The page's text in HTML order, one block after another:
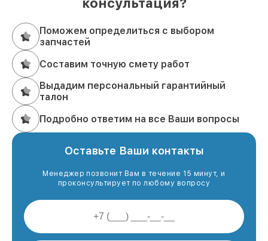
Поможем определиться с выбором
запчастей
Составим точную смету работ
Выдадим персональный гарантийный
талон
Подробно ответим на все Ваши вопросы
Оставьте Ваши контакты
Менеджер позвонит Вам в течение 15 минут, и
проконсультирует по любому вопросу